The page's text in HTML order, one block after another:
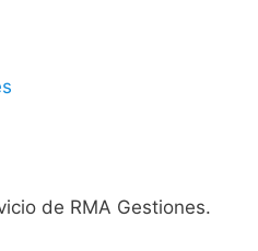
de RMA Gestiones.